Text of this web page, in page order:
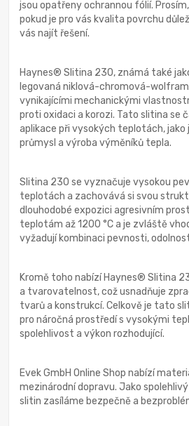
jsou opatřeny ochrannou fólií.
pokud je pro vás kvalita povrchu
vás najít řešení.
Haynes® Slitina 230, známá také
legovaná niklová-chromová-
vynikajícími mechanickými
proti oxidaci a korozi. Tato slitina se
aplikace při vysokých teplotách,
průmysl a výroba výměníků tepla.
Slitina 230 se vyznačuje vysokou
teplotách a zachovává si svou
dlouhodobé expozici agresivním
teplotám až 1200 °C a je zvláště
vyžadují kombinaci pevnosti,
Kromě toho nabízí Haynes® Slitina
a tvarovatelnost, což usnadňuje
tvarů a konstrukcí. Celkově je tato
pro náročná prostředí s vysokými
spolehlivost a výkon rozhodující.
Evek GmbH Online Shop nabízí
mezinárodní dopravu. Jako
slitin zasíláme bezpečně a